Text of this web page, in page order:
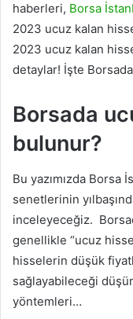
haberleri, Borsa
2023 ucuz kalan
2023 ucuz kalan
detaylar! İşte
Borsada
bulunur?
Bu yazımızda Borsa
senetlerinin
inceleyeceğiz.
genellikle “ucuz
hisselerin düşük
sağlayabileceği
yöntemleri…